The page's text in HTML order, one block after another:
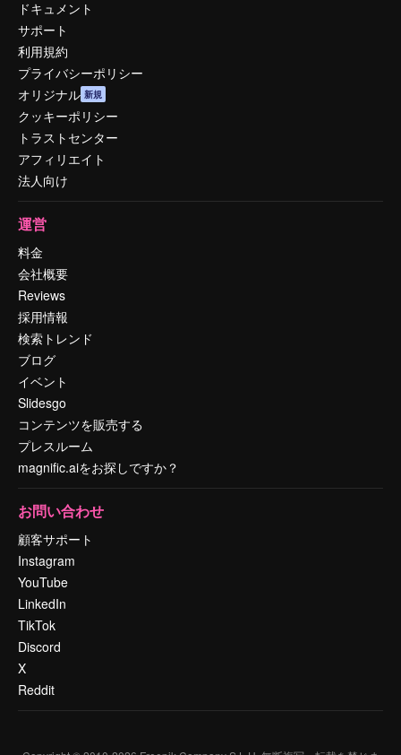
ドキュメント
サポート
利用規約
プライバシーポリシー
オリジナル 新規
クッキーポリシー
トラストセンター
アフィリエイト
法人向け
運営
料金
会社概要
Reviews
採用情報
検索トレンド
ブログ
イベント
Slidesgo
コンテンツを販売する
プレスルーム
magnific.aiをお探しですか？
お問い合わせ
顧客サポート
Instagram
YouTube
LinkedIn
TikTok
Discord
X
Reddit